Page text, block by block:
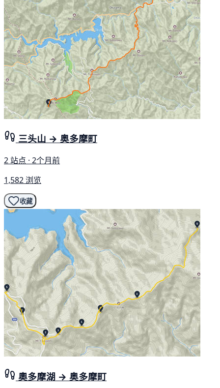
三头山 → 奥多摩町
2 站点 · 2个月前
1,582 浏览
收藏
奧多摩湖 → 奥多摩町